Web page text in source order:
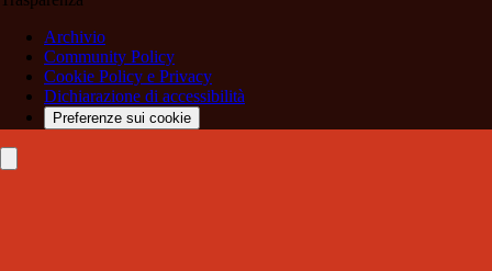
Archivio
Community Policy
Cookie Policy e Privacy
Dichiarazione di accessibilità
Preferenze sui cookie